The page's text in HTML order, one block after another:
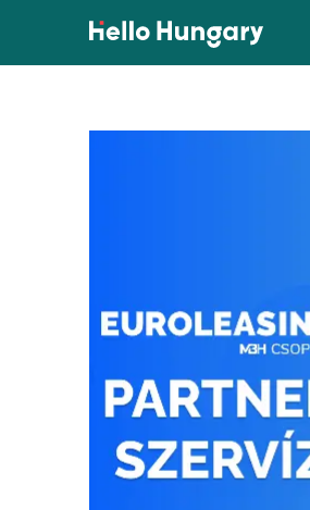
Ugrás a tartalomhoz